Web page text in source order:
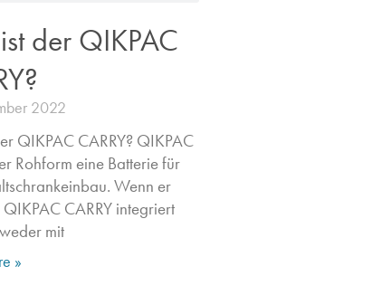
der QIKPAC
2022
QIKPAC CARRY? QIKPAC
Rohform eine Batterie für
Wenn er
CARRY integriert
mit
»